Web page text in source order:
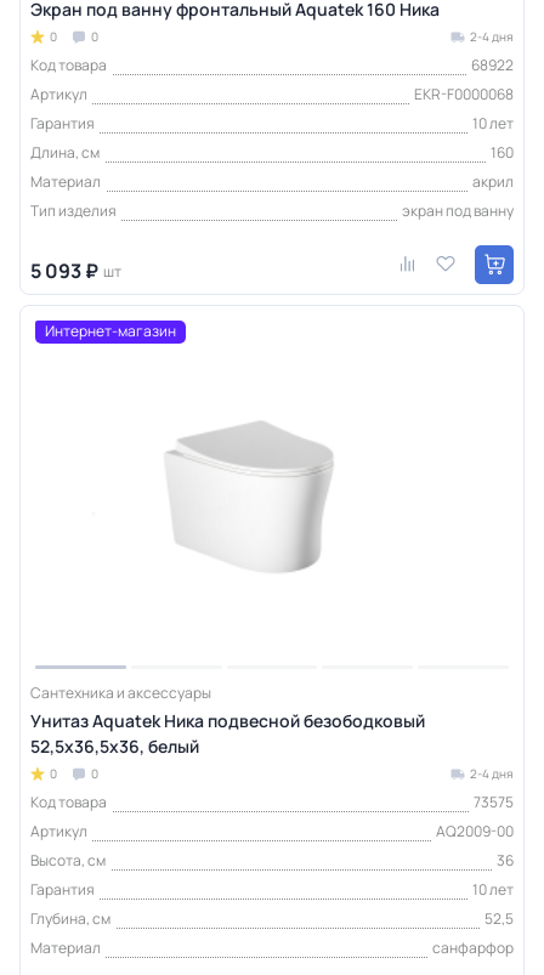
Экран под ванну фронтальный Aquatek 160 Ника
0 0 2-4 дня
Код товара
68922
Артикул
EKR-F0000068
Гарантия
10 лет
Длина, см
160
Материал
акрил
Тип изделия
экран под ванну
5 093 ₽ шт
Интернет-магазин
Сантехника и аксессуары
Унитаз Aquatek Ника подвесной безободковый
52,5х36,5х36, белый
0 0 2-4 дня
Код товара
73575
Артикул
AQ2009-00
Высота, см
36
Гарантия
10 лет
Глубина, см
52,5
Материал
санфарфор